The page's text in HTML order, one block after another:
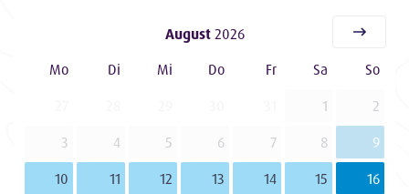
August 2026
Mo
Di Mi Do Fr Sa
So
1
2
3
4 5 6 7 8
9
10
11 12 13 14 15
16